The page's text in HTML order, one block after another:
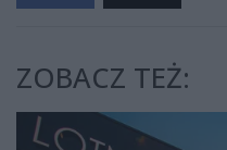
ZOBACZ TEŻ: